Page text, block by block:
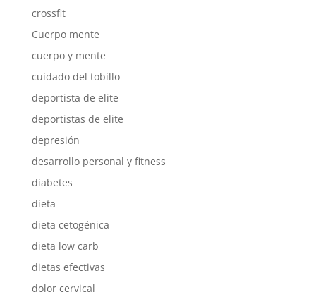
crossfit
Cuerpo mente
cuerpo y mente
cuidado del tobillo
deportista de elite
deportistas de elite
depresión
desarrollo personal y fitness
diabetes
dieta
dieta cetogénica
dieta low carb
dietas efectivas
dolor cervical